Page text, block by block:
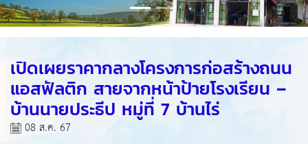
เปิดเผยราคากลางโครงการก่อสร้างถนน
แอสฟัลติก สายจากหน้าป้ายโรงเรียน –
บ้านนายประธีป หมู่ที่ 7 บ้านไร่
08 ส.ค. 67